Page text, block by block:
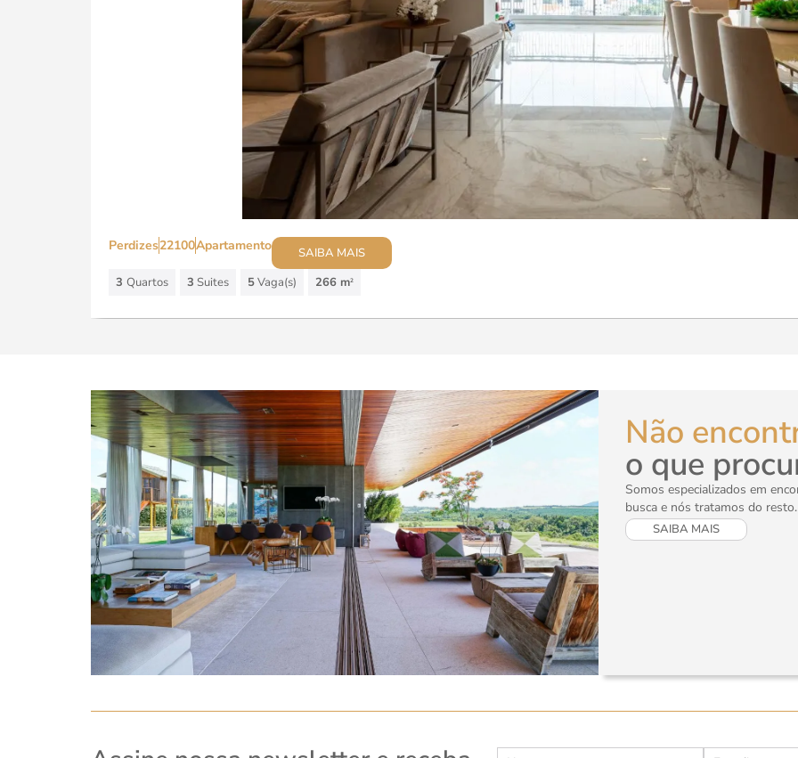
Perdizes22100Apartamento
SAIBA MAIS
3 Quartos 3 Suites 5Vaga(s) 266 m2
Não
o que
Somos especializados em
busca e nós tratamos do resto.
SAIBA MAIS